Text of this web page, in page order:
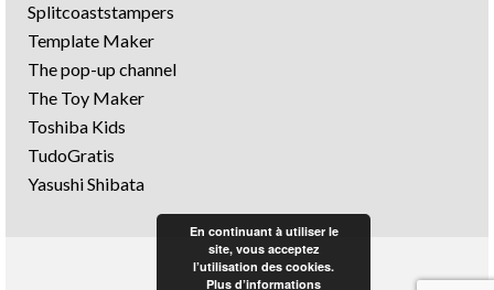
Splitcoaststampers
Template Maker
The pop-up channel
The Toy Maker
Toshiba Kids
TudoGratis
Yasushi Shibata
En continuant à utiliser le
site, vous acceptez
l’utilisation des cookies.
Plus d’informations